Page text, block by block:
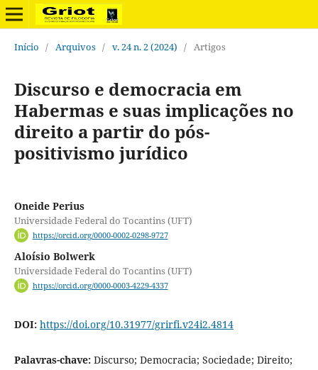
Início / Arquivos / v. 24 n. 2 (2024) / Artigos
Discurso e democracia em
Habermas e suas implicações no
direito a partir do pós-
positivismo jurídico
Oneide Perius
Universidade Federal do Tocantins (UFT)
https://orcid.org/0000-0002-0298-9727
Aloísio Bolwerk
Universidade Federal do Tocantins (UFT)
https://orcid.org/0000-0003-4229-4337
DOI: https://doi.org/10.31977/grirfi.v24i2.4814
Palavras-chave: Discurso; Democracia; Sociedade; Direito;